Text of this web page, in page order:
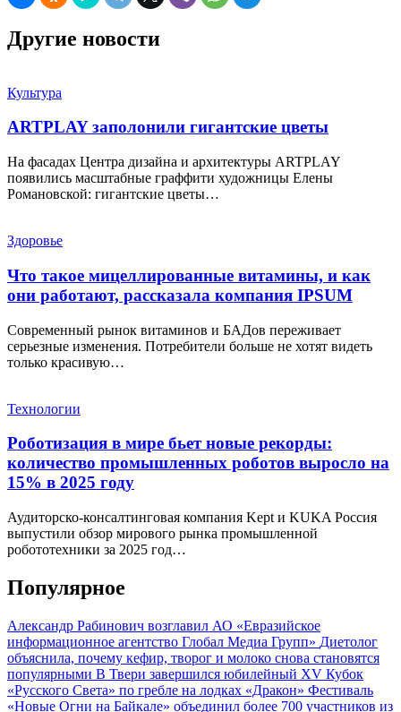
Другие новости
Культура
ARTPLAY заполонили гигантские цветы
На фасадах Центра дизайна и архитектуры ARTPLAY
появились масштабные граффити художницы Елены
Романовской: гигантские цветы…
Здоровье
Что такое мицеллированные витамины, и как
они работают, рассказала компания IPSUM
Современный рынок витаминов и БАДов переживает
серьезные изменения. Потребители больше не хотят видеть
только красивую…
Технологии
Роботизация в мире бьет новые рекорды:
количество промышленных роботов выросло на
15% в 2025 году
Аудиторско-консалтинговая компания Kept и KUKA Россия
выпустили обзор мирового рынка промышленной
робототехники за 2025 год…
Популярное
Александр Рабинович возглавил АО «Евразийское
информационное агентство Глобал Медиа Групп» Диетолог
объяснила, почему кефир, творог и молоко снова становятся
популярными В Твери завершился юбилейный XV Кубок
«Русского Света» по гребле на лодках «Дракон» Фестиваль
«Новые Огни на Байкале» объединил более 700 участников из